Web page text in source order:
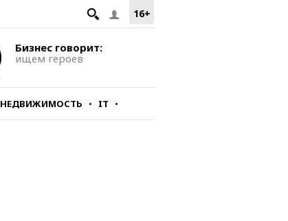
16+
Бизнес говорит:
ищем героев
НЕДВИЖИМОСТЬ IT